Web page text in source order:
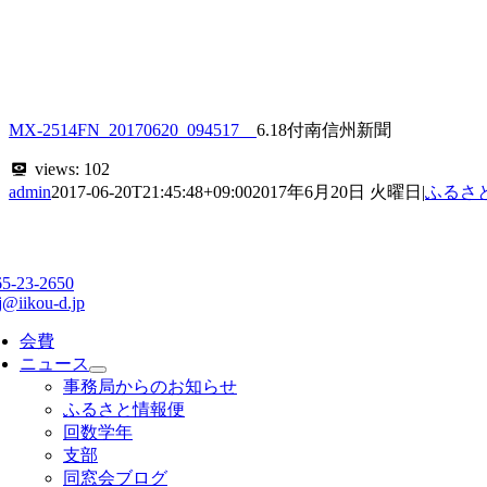
MX-2514FN_20170620_094517 6.18付南信州新聞
views: 102
admin2017-06-20T21:45:48+09:002017年6月20日 火曜日 |ふるさ
23-2650
d.jp
会費
ニュース
事務局からのお知らせ
ふるさと情報便
回数学年
支部
同窓会ブログ